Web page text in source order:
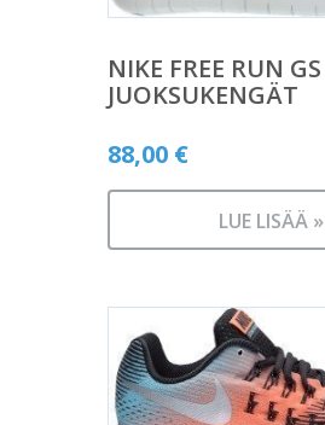
NIKE FREE RUN GS
JUOKSUKENGÄT
88,00 €
LUE LISÄÄ »